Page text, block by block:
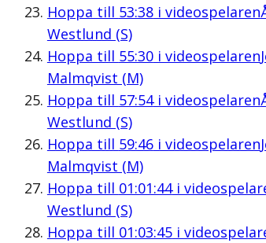
Hoppa till 53:38i videospelaren
Westlund (S)
Hoppa till 55:30i videospelaren
Malmqvist (M)
Hoppa till 57:54i videospelaren
Westlund (S)
Hoppa till 59:46i videospelaren
Malmqvist (M)
Hoppa till 01:01:44i
Westlund (S)
Hoppa till 01:03:45i